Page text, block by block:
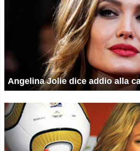
Angelina Jolie dice addio alla